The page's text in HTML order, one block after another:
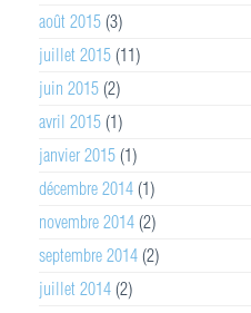
août 2015 (3)
juillet 2015 (11)
juin 2015 (2)
avril 2015 (1)
janvier 2015 (1)
décembre 2014 (1)
novembre 2014 (2)
septembre 2014 (2)
juillet 2014 (2)